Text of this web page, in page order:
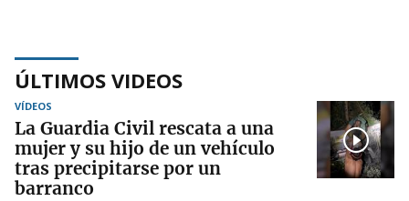
ÚLTIMOS VIDEOS
VÍDEOS
La Guardia Civil rescata a una
mujer y su hijo de un vehículo
tras precipitarse por un
barranco